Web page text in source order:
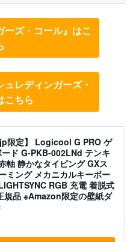
ズ・コール』はこ
レディンガーズ・
こちら
限定】 Logicool G PRO ゲ
ド G-PKB-002LNd テンキ
軸 静かなタイピング GXス
ミング メカニカルキーボー
RGB 充電 着脱式
規品 ※Amazon限定の壁紙ダ